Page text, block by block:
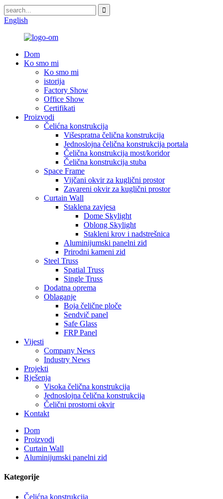
English
Dom
Ko smo mi
Ko smo mi
istorija
Factory Show
Office Show
Certifikati
Proizvodi
Čelićna konstrukcija
Višespratna čelična konstrukcija
Jednoslojna čelična konstrukcija portala
Čelična konstrukcija most/koridor
Čelična konstrukcija stuba
Space Frame
Vijčani okvir za kuglični prostor
Zavareni okvir za kuglični prostor
Curtain Wall
Staklena zavjesa
Dome Skylight
Oblong Skylight
Stakleni krov i nadstrešnica
Aluminijumski panelni zid
Prirodni kameni zid
Steel Truss
Spatial Truss
Single Truss
Dodatna oprema
Oblaganje
Boja čelične ploče
Sendvič panel
Safe Glass
FRP Panel
Vijesti
Company News
Industry News
Projekti
Rješenja
Visoka čelična konstrukcija
Jednoslojna čelična konstrukcija
Čelični prostorni okvir
Kontakt
Dom
Proizvodi
Curtain Wall
Aluminijumski panelni zid
Kategorije
Čelićna konstrukcija